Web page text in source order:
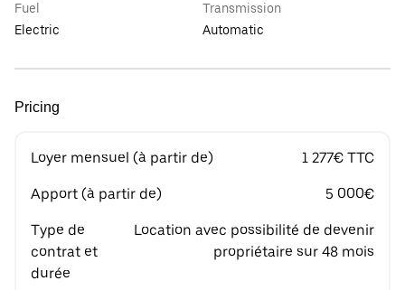
Fuel
Electric
Transmission
Automatic
Pricing
Loyer mensuel (à partir de) 1 277€ TTC
Apport (à partir de) 5 000€
Type de
contrat et
durée
Location avec possibilité de devenir
propriétaire sur 48 mois